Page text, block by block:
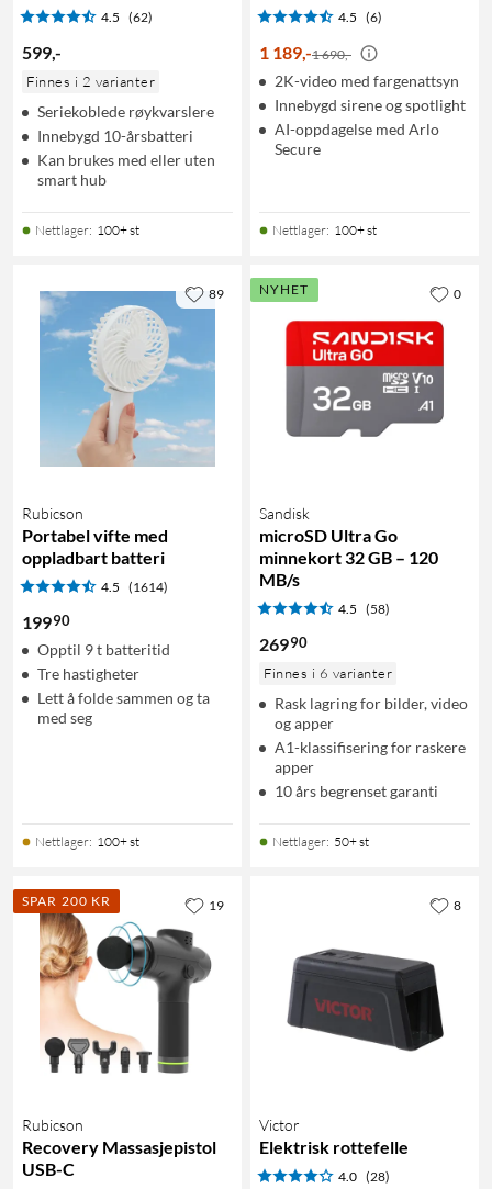
4.5 (62)
599,-
Finnes i 2 varianter
Seriekoblede røykvarslere
Innebygd 10-årsbatteri
Kan brukes med eller uten
smart hub
Nettlager: 100+ st
4.5 (6)
1 189,-1 690,-
2K-video med fargenattsyn
Innebygd sirene og spotlight
AI-oppdagelse med Arlo
Secure
Nettlager: 100+ st
Rubicson
Portabel vifte med
oppladbart batteri
4.5 (1614)
19990
Opptil 9 t batteritid
Tre hastigheter
Lett å folde sammen og ta
med seg
Nettlager: 100+ st
89 NYHET
Sandisk
microSD Ultra Go
minnekort 32 GB – 120
MB/s
4.5 (58)
26990
Finnes i 6 varianter
Rask lagring for bilder, video
og apper
A1-klassifisering for raskere
apper
10 års begrenset garanti
Nettlager: 50+ st
0
SPAR 200 KR
Rubicson
Recovery Massasjepistol
USB-C
19
Victor
Elektrisk rottefelle
4.0 (28)
8